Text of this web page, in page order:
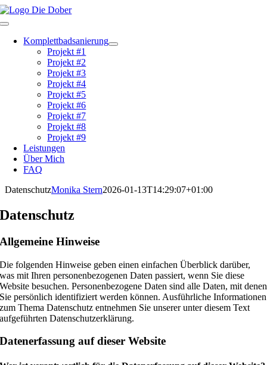
Zum
Inhalt
Toggle
NavigationKomplettbadsanierung
Projekt #1
Projekt #2
Projekt #3
Projekt #4
Projekt #5
Projekt #6
Projekt #7
Projekt #8
Projekt #9
Leistungen
Über Mich
FAQ
DatenschutzMonika Stern2026-01-13T14:29:07+01:00
Datenschutz
Allgemeine Hinweise
Die folgenden Hinweise geben einen einfachen Überblick darüber,
was mit Ihren personenbezogenen Daten passiert, wenn Sie diese
Website besuchen. Personenbezogene Daten sind alle Daten, mit denen
Sie persönlich identifiziert werden können. Ausführliche Informationen
zum Thema Datenschutz entnehmen Sie unserer unter diesem Text
aufgeführten Datenschutzerklärung.
Datenerfassung auf dieser Website